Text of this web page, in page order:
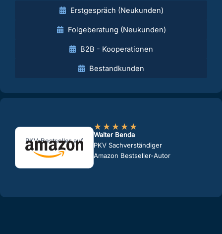
Erstgespräch (Neukunden)
Folgeberatung (Neukunden)
B2B - Kooperationen
Bestandkunden
PKV-Bestseller auf
★★★★★
Walter Benda
PKV Sachverständiger
Amazon Bestseller-Autor